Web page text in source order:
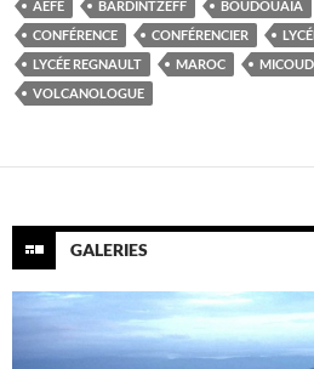
AEFE BARDINTZEFF BOUDOUAIA
CONFÉRENCE
CONFÉRENCIER
LYCÉE REGNAULT
MAROC MICOUD
VOLCANOLOGUE
GALERIES